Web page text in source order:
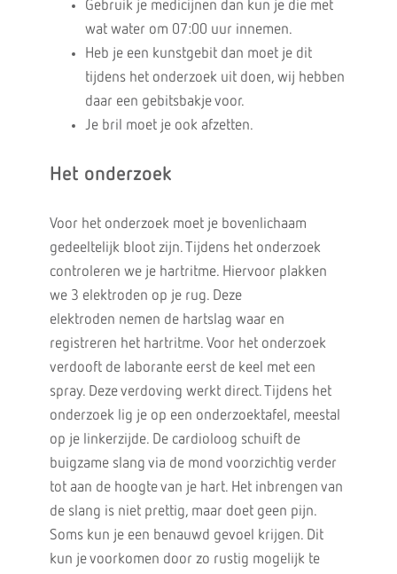
Gebruik je medicijnen dan kun je die met
wat water om 07:00 uur innemen.
Heb je een kunstgebit dan moet je dit
tijdens het onderzoek uit doen, wij hebben
daar een gebitsbakje voor.
Je bril moet je ook afzetten.
Het onderzoek
Voor het onderzoek moet je bovenlichaam
gedeeltelijk bloot zijn. Tijdens het onderzoek
controleren we je hartritme. Hiervoor plakken
we 3 elektroden op je rug. Deze
elektroden nemen de hartslag waar en
registreren het hartritme. Voor het onderzoek
verdooft de laborante eerst de keel met een
spray. Deze verdoving werkt direct. Tijdens het
onderzoek lig je op een onderzoektafel, meestal
op je linkerzijde. De cardioloog schuift de
buigzame slang via de mond voorzichtig verder
tot aan de hoogte van je hart. Het inbrengen van
de slang is niet prettig, maar doet geen pijn.
Soms kun je een benauwd gevoel krijgen. Dit
kun je voorkomen door zo rustig mogelijk te